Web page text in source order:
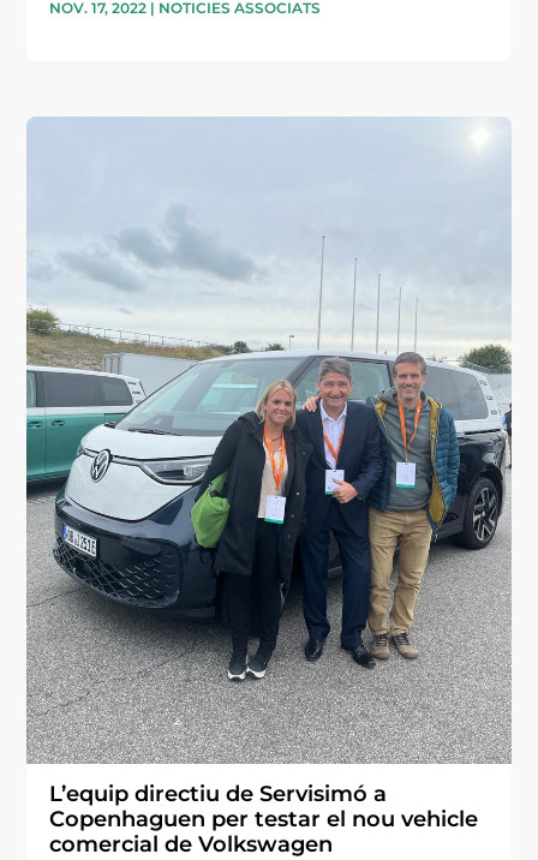
NOV. 17, 2022 | NOTICIES ASSOCIATS
L’equip directiu de Servisimó a
Copenhaguen per testar el nou vehicle
comercial de Volkswagen